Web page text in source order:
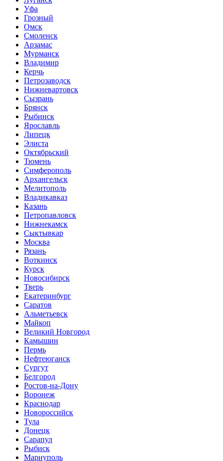
Уфа
Грозный
Омск
Смоленск
Арзамас
Мурманск
Владимир
Керчь
Петрозаводск
Нижневартовск
Сызрань
Брянск
Рыбинск
Ярославль
Липецк
Элиста
Октябрьский
Тюмень
Симферополь
Архангельск
Мелитополь
Владикавказ
Казань
Петропавловск
Нижнекамск
Сыктывкар
Москва
Рязань
Воткинск
Курск
Новосибирск
Тверь
Екатеринбург
Саратов
Альметьевск
Майкоп
Великий Новгород
Камышин
Пермь
Нефтеюганск
Сургут
Белгород
Ростов-на-Дону
Воронеж
Краснодар
Новороссийск
Тула
Донецк
Сарапул
Рыбиск
Мариуполь